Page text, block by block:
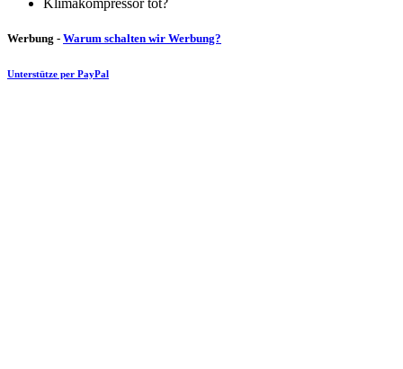
Werbung - Warum schalten wir Werbung?
Unterstütze per PayPal